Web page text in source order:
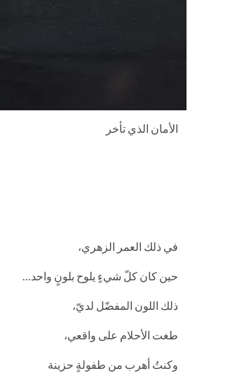
الأمان الذي تأخر
في ذلك العمر الزهري،
حين كان كلّ شيءٍ يلوح بلونٍ واحد…
ذلك اللون المفضّل لديّ،
طغت الأحلام على واقعي،
وكنتُ أهرب من طفولةٍ حزينة